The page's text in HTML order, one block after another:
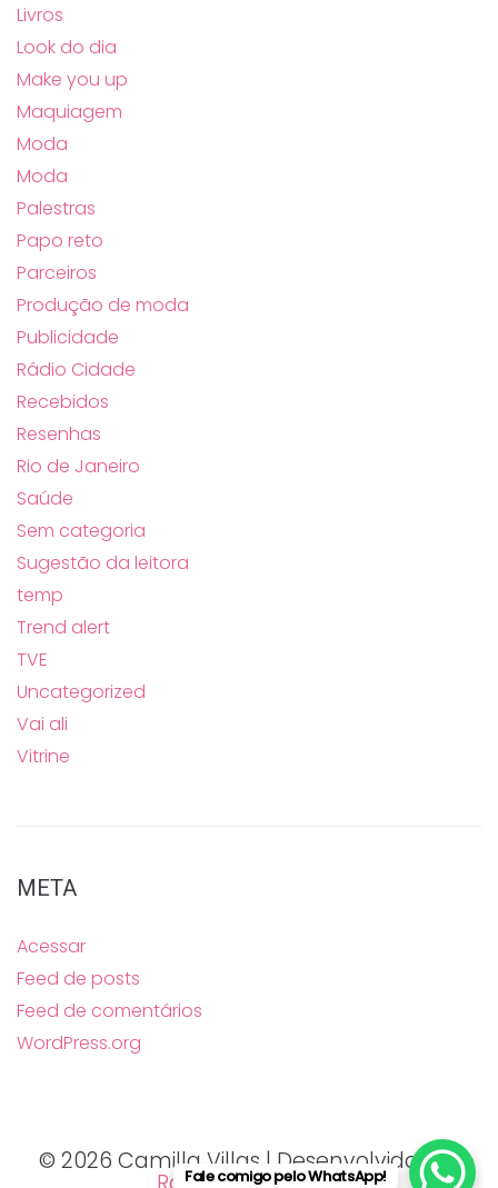
Livros
Look do dia
Make you up
Maquiagem
Moda
Moda
Palestras
Papo reto
Parceiros
Produção de moda
Publicidade
Rádio Cidade
Recebidos
Resenhas
Rio de Janeiro
Saúde
Sem categoria
Sugestão da leitora
temp
Trend alert
TVE
Uncategorized
Vai ali
Vitrine
META
Acessar
Feed de posts
Feed de comentários
WordPress.org
© 2026 Camilla Villas | Desenvolvido por
Fale comigo pelo WhatsApp!